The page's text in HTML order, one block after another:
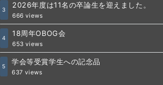
3
2026年度は11名の卒論生を迎えました。
666 views
4
18周年OBOG会
653 views
5
学会等受賞学生への記念品
637 views